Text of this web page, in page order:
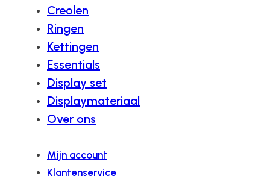
Creolen
Ringen
Kettingen
Essentials
Display set
Displaymateriaal
Over ons
Mijn account
Klantenservice